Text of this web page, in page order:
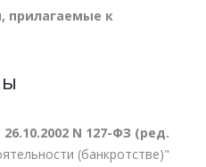
прилагаемые к
N 127-ФЗ (ред.
(банкротстве)"